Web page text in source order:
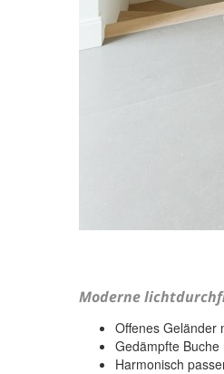
Moderne
Offenes Geländer
Gedämpfte
Harmonisch